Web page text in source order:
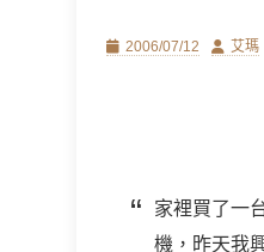
Posted
2006/07/12 Author
艾瑪
家裡買了一
機，昨天我